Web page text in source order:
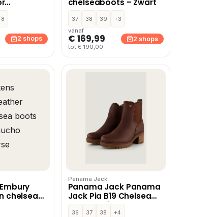
–
2 shops
chelseaboots – Zwart
37 38 39
+3
vanaf
€ 169,99
tot € 190,00
2 shops
chelsea
Gaucho
Panama Jack
Panama Jack Panama
Jack Pia B19 Chelsea
boots bruin Nubuck
36 37 38
+4